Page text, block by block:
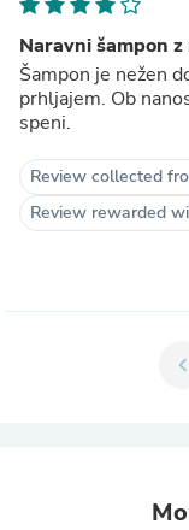
Naravni šampon
Šampon je nežen
prhljajem. Ob
speni.
Review collected
Review rewarded
chevron_left